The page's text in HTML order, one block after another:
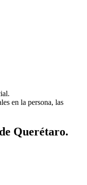
en la persona, las
Querétaro.